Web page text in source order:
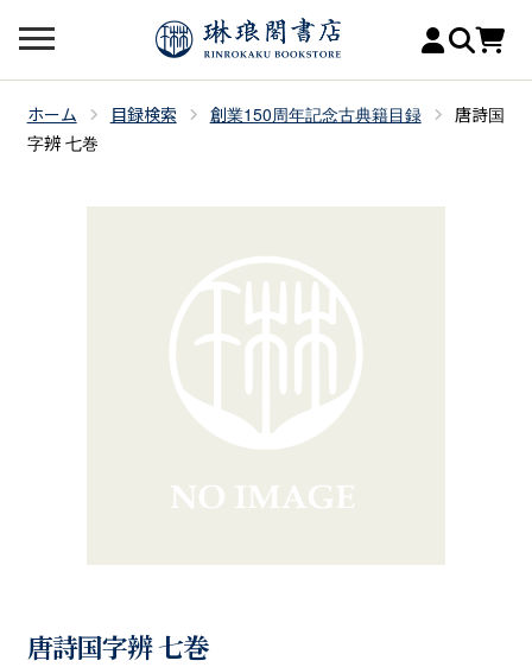
ホーム 目録検索 創業150周年記念古典籍目録
唐詩国
字辨 七巻
唐詩国字辨 七巻